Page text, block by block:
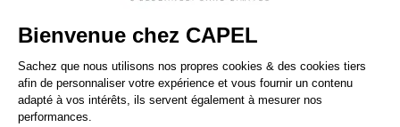
Nos clients aiment aussi